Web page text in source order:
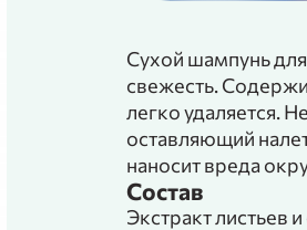
Сухой шампунь
свежесть.
легко удаляется.
оставляющий
наносит вреда
Состав
Экстракт листьев